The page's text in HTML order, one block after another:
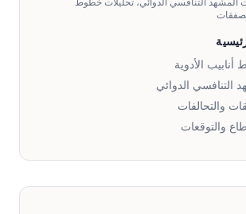
أنابيب الأدوية
التنافسي الدوائي
والتحالفات
والتوقعات